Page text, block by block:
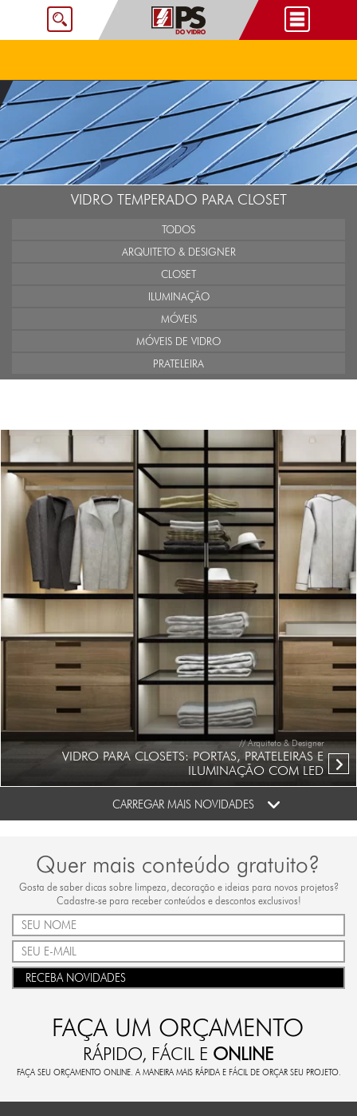
VIDRO TEMPERADO PARA CLOSET
TODOS
ARQUITETO & DESIGNER
CLOSET
ILUMINAÇÃO
MÓVEIS
MÓVEIS DE VIDRO
PRATELEIRA
// Arquiteto & Designer
VIDRO PARA CLOSETS: PORTAS, PRATELEIRAS E
ILUMINAÇÃO COM LED
CARREGAR MAIS NOVIDADES
Quer mais conteúdo gratuito?
Gosta de saber dicas sobre limpeza, decoração e ideias para novos projetos?
Cadastre-se para receber conteúdos e descontos exclusivos!
RECEBA NOVIDADES
FAÇA UM ORÇAMENTO
RÁPIDO, FÁCIL E ONLINE
FAÇA SEU ORÇAMENTO ONLINE. A MANEIRA MAIS RÁPIDA E FÁCIL DE ORÇAR SEU PROJETO.